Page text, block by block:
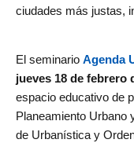
de
Politécnica
de
Madrid
(UPM)
ciudades más justas,
El seminario Agenda
jueves 18 de febrero
espacio educativo de
Planeamiento Urbano
de Urbanística y